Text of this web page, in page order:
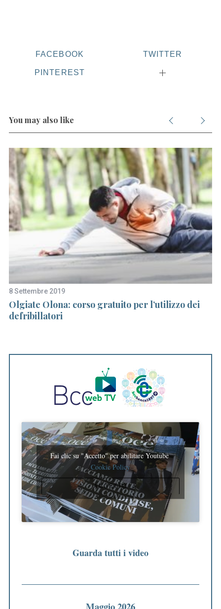
FACEBOOK TWITTER
PINTEREST
You may also like
8 Settembre 2019
Olgiate Olona: corso gratuito per l’utilizzo dei
defribillatori
Fai clic su "Accetto" per abilitare Youtube
Cookie Policy
ACCETTO
Guarda tutti i video
e
a
r
c